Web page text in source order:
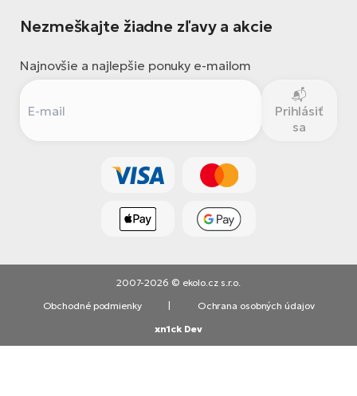
Nezmeškajte žiadne zľavy a akcie
Najnovšie a najlepšie ponuky e-mailom
Prihlásiť
sa
2007-2026 © ekolo.cz s.r.o.
Obchodné podmienky
Ochrana osobných údajov
xn1ck Dev